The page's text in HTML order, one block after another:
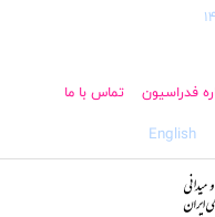
فدراسیون تماس با ما
English